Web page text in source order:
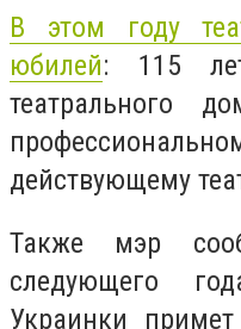
В этом году
юбилей: 115
театрального
действующему
Также мэр
следующего
Украинки